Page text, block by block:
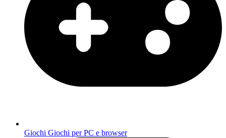
Giochi Giochi per PC e browser